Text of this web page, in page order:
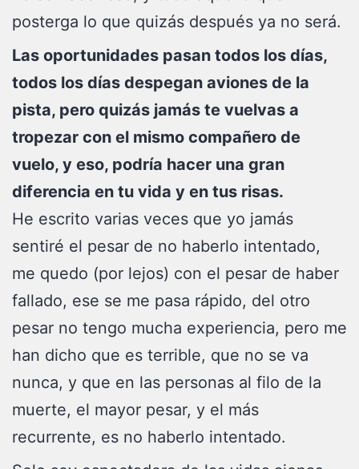
posterga lo que quizás después ya no será.
Las oportunidades pasan todos los días,
todos los días despegan aviones de la
pista, pero quizás jamás te vuelvas a
tropezar con el mismo compañero de
vuelo, y eso, podría hacer una gran
diferencia en tu vida y en tus risas.
He escrito varias veces que yo jamás
sentiré el pesar de no haberlo intentado,
me quedo (por lejos) con el pesar de haber
fallado, ese se me pasa rápido, del otro
pesar no tengo mucha experiencia, pero me
han dicho que es terrible, que no se va
nunca, y que en las personas al filo de la
muerte, el mayor pesar, y el más
recurrente, es no haberlo intentado.